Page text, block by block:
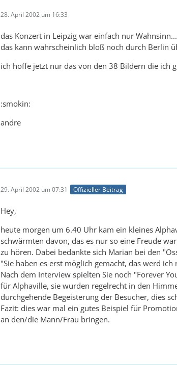
28. April 2002 um 16:33
das Konzert in Leipzig war einfach nur
das kann wahrscheinlich bloß noch durch Berlin
ich hoffe jetzt nur das von den 38 Bildern die ich
:smokin:
andre
29. April 2002 um 07:31 Offizieller Beitrag
Hey,
heute morgen um 6.40 Uhr kam ein kleines
schwärmten davon, das es nur so eine Freude
zu hören. Dabei bedankte sich Marian bei den
"Sie haben es erst möglich gemacht, das werd
Nach dem Interview spielten Sie noch "Forever
für Alphaville, sie wurden regelrecht in den
durchgehende Begeisterung der Besucher, dies
Fazit: dies war mal ein gutes Beispiel für
an den/die Mann/Frau bringen.